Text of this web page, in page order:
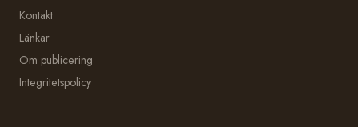
Kontakt
Länkar
Om publicering
Integritetspolicy